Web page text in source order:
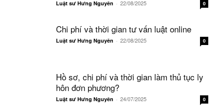
Luật sư Hưng Nguyên - 22/08/2025 0
Chi phí và thời gian tư vấn luật online
Luật sư Hưng Nguyên - 22/08/2025 0
Hồ sơ, chi phí và thời gian làm thủ tục ly
hôn đơn phương?
Luật sư Hưng Nguyên - 24/07/2025 0